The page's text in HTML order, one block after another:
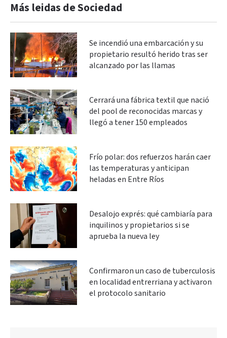
Más leidas de Sociedad
Se incendió una embarcación y su
propietario resultó herido tras ser
alcanzado por las llamas
Cerrará una fábrica textil que nació
del pool de reconocidas marcas y
llegó a tener 150 empleados
Frío polar: dos refuerzos harán caer
las temperaturas y anticipan
heladas en Entre Ríos
Desalojo exprés: qué cambiaría para
inquilinos y propietarios si se
aprueba la nueva ley
Confirmaron un caso de tuberculosis
en localidad entrerriana y activaron
el protocolo sanitario